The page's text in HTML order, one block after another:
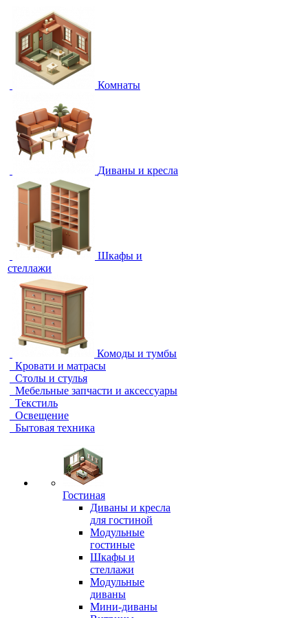
Комнаты
Диваны и кресла
Шкафы и
стеллажи
Комоды и тумбы
Кровати и матрасы
Столы и стулья
Мебельные запчасти и аксессуары
Текстиль
Освещение
Бытовая техника
Гостиная
Диваны и кресла
для гостиной
Модульные
гостиные
Шкафы и
стеллажи
Модульные
диваны
Мини-диваны